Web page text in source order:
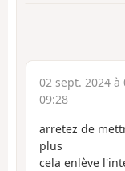
02 sept. 2024 à
09:28
arretez de
plus
cela enlève